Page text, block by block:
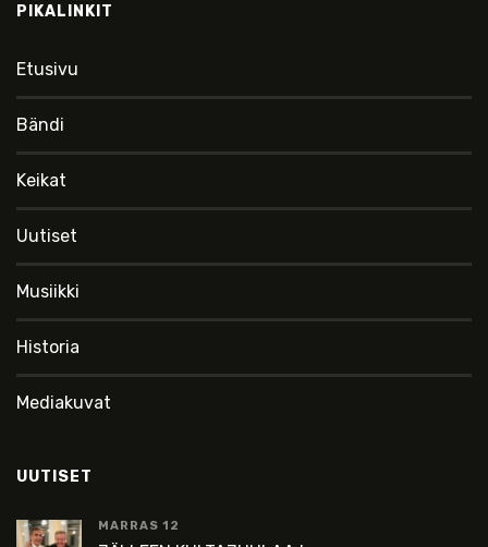
PIKALINKIT
Etusivu
Bändi
Keikat
Uutiset
Musiikki
Historia
Mediakuvat
UUTISET
MARRAS 12